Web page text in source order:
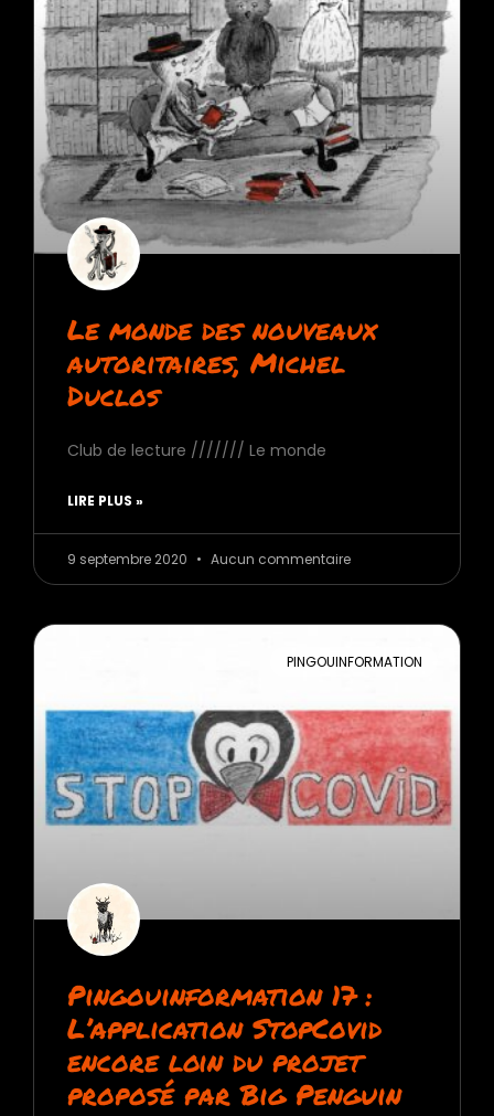
Le monde des nouveaux
autoritaires, Michel
Duclos
Club de lecture /////// Le monde
LIRE PLUS »
9 septembre 2020 Aucun commentaire
PINGOUINFORMATION
Pingouinformation 17 :
L’application StopCovid
encore loin du projet
proposé par Big Penguin